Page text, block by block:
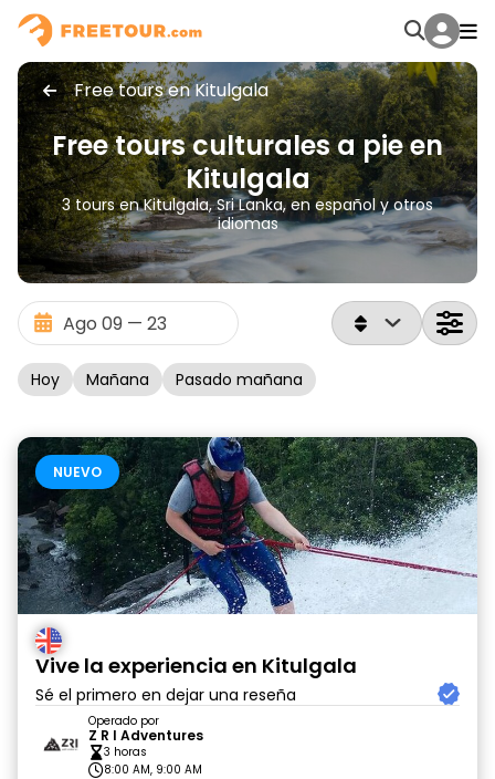
Free tours en Kitulgala
Free tours culturales a pie en
Kitulgala
3 tours en Kitulgala, Sri Lanka, en español y otros
idiomas
Hoy Mañana Pasado mañana
NUEVO
Vive la experiencia en Kitulgala
Sé el primero en dejar una reseña
Operado por
Z R I Adventures
3 horas
8:00 AM, 9:00 AM